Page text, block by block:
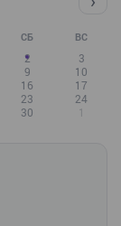
СБ ВС
2
3
9
10
16
17
23
24
30 1